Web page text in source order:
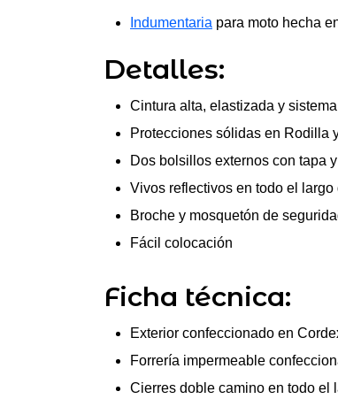
Indumentaria para moto hecha
Detalles:
Cintura alta, elastizada y
Protecciones sólidas en Rodilla
Dos bolsillos externos con tapa
Vivos reflectivos en todo el largo
Broche y mosquetón de
Fácil colocación
Ficha técnica:
Exterior confeccionado en
Forrería impermeable
Cierres doble camino en todo el